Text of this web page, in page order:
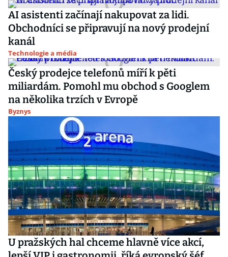
AI asistenti začínají nakupovat za lidi.
Obchodníci se připravují na nový prodejní
kanál
Technologie a média
Český prodejce telefonů míří k pěti
miliardám. Pomohl mu obchod s Googlem
na několika trzích v Evropě
Byznys
U pražských hal chceme hlavně více akcí,